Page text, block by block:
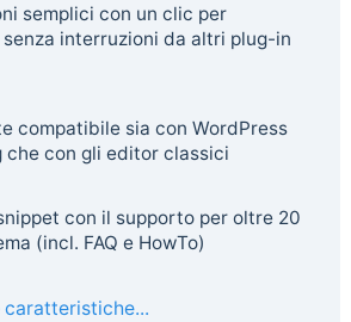
semplici con un clic per
senza interruzioni da altri plug-in
compatibile sia con WordPress
che con gli editor classici
con il supporto per oltre 20
(incl. FAQ e HowTo)